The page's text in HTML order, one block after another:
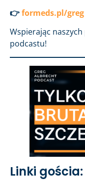
👉formeds.pl/greg
Wspierając
podcastu!
Linki gościa: